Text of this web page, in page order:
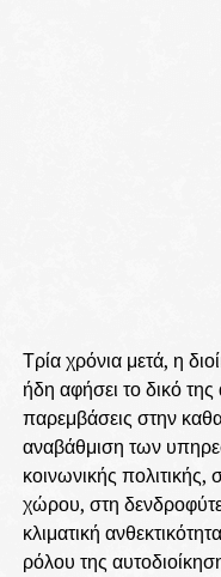
Τρία χρόνια μετά, η
ήδη αφήσει το δικό
παρεμβάσεις στην
αναβάθμιση των
κοινωνικής
χώρου, στη
κλιματική
ρόλου της